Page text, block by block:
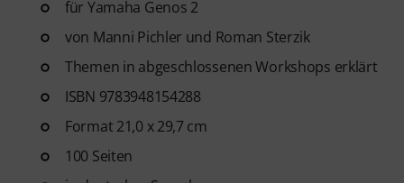
für Yamaha Genos 2
von Manni Pichler und Roman Sterzik
Themen in abgeschlossenen Workshops erklärt
ISBN 9783948154288
Format 21,0 x 29,7 cm
100 Seiten